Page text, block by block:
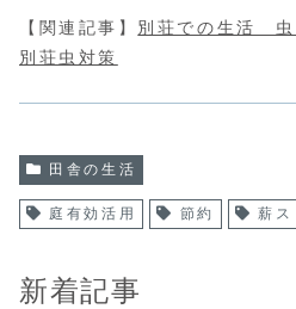
【関連記事】 別荘での生活
別荘虫対策
田舎の生活
庭有効活用 節約 薪ス
新着記事